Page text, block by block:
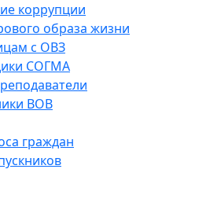
коррупции
образа жизни
с ОВЗ
СОГМА
ВОВ
граждан